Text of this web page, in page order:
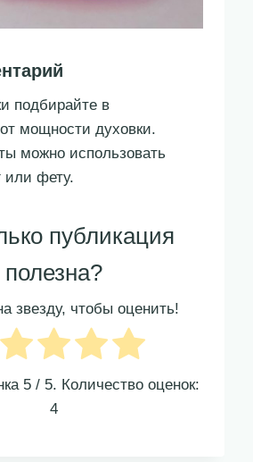
подбирайте в
мощности духовки.
можно использовать
или фету.
публикация
полезна?
звезду, чтобы оценить!
5 / 5. Количество оценок:
4